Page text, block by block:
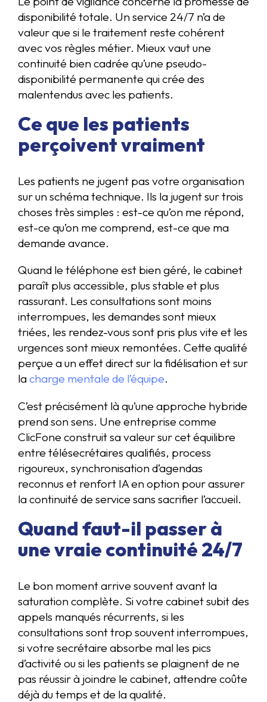
disponibilité totale. Un service 24/7 n’a de
valeur que si le traitement reste cohérent
avec vos règles métier. Mieux vaut une
continuité bien cadrée qu’une pseudo-
disponibilité permanente qui crée des
malentendus avec les patients.
Ce que les patients
perçoivent vraiment
Les patients ne jugent pas votre organisation
sur un schéma technique. Ils la jugent sur trois
choses très simples : est-ce qu’on me répond,
est-ce qu’on me comprend, est-ce que ma
demande avance.
Quand le téléphone est bien géré, le cabinet
paraît plus accessible, plus stable et plus
rassurant. Les consultations sont moins
interrompues, les demandes sont mieux
triées, les rendez-vous sont pris plus vite et les
urgences sont mieux remontées. Cette qualité
perçue a un effet direct sur la fidélisation et sur
lacharge mentale de l’équipe.
C’est précisément là qu’une approche hybride
prend son sens. Une entreprise comme
ClicFone construit sa valeur sur cet équilibre
entre télésecrétaires qualifiés, process
rigoureux, synchronisation d’agendas
reconnus et renfort IA en option pour assurer
la continuité de service sans sacrifier l’accueil.
Quand faut-il passer à
une vraie continuité 24/7
Le bon moment arrive souvent avant la
saturation complète. Si votre cabinet subit des
appels manqués récurrents, si les
consultations sont trop souvent interrompues,
si votre secrétaire absorbe mal les pics
d’activité ou si les patients se plaignent de ne
pas réussir à joindre le cabinet, attendre coûte
déjà du temps et de la qualité.